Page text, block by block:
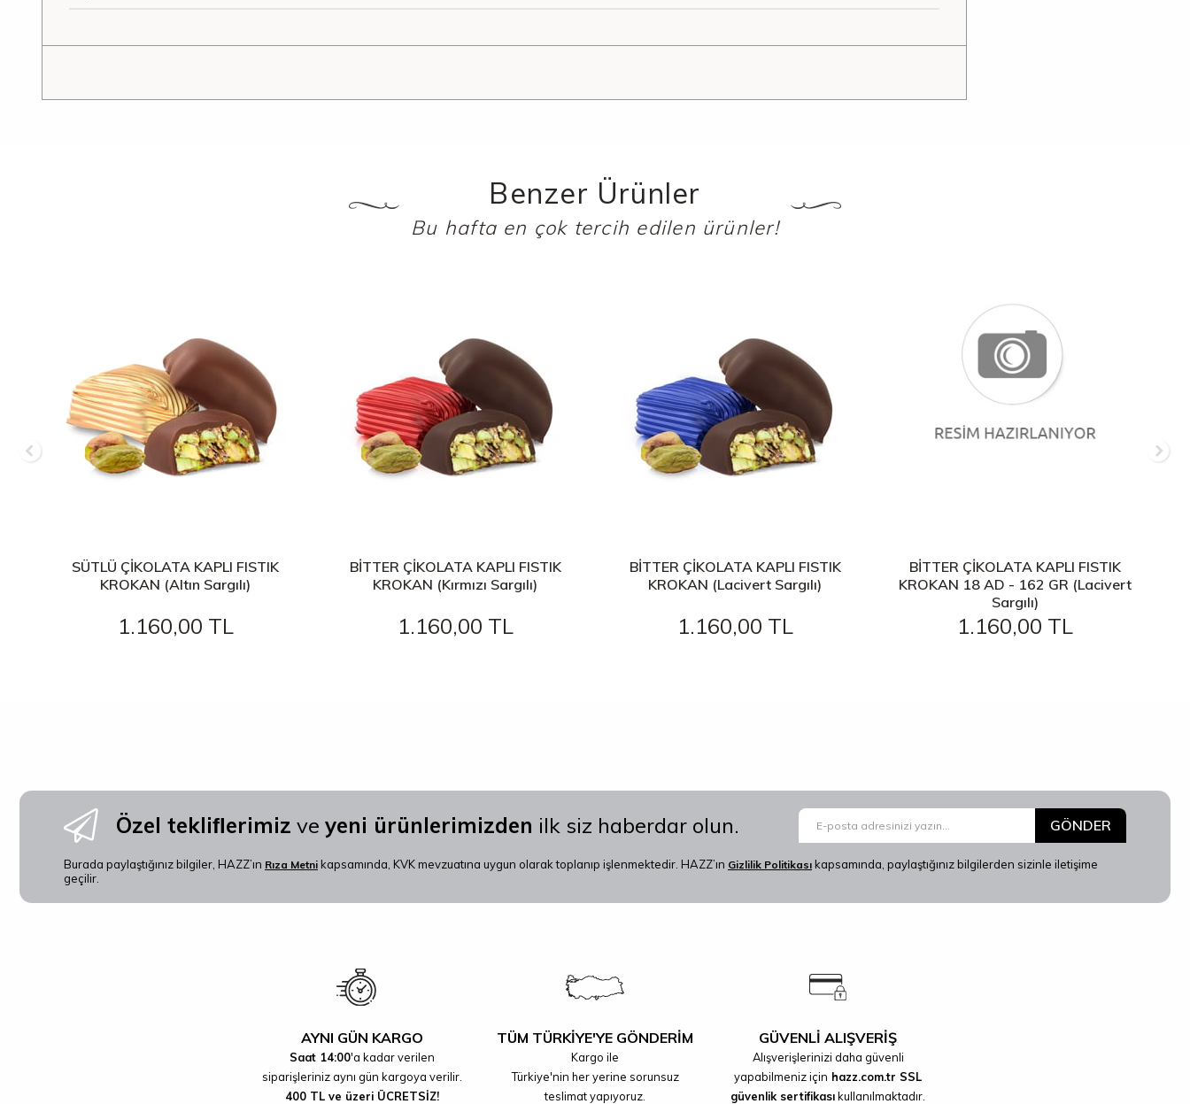
Benzer Ürünler
SÜTLÜ ÇİKOLATA KAPLI FISTIK
KROKAN (Altın Sargılı)
1.160,00 TL
BİTTER ÇİKOLATA KAPLI FISTIK
KROKAN (Kırmızı Sargılı)
1.160,00 TL
BİTTER ÇİKOLATA KAPLI FISTIK
KROKAN (Lacivert Sargılı)
1.160,00 TL
BİTTER ÇİKOLATA KAPLI FISTIK
KROKAN 18 AD - 162 GR (Lacivert
Sargılı)
1.160,00 TL
Özel tekliﬂerimiz ve yeni ürünlerimizden ilk siz haberdar olun. GÖNDER
Burada paylaştığınız bilgiler, HAZZ’ın Rıza Metni kapsamında, KVK mevzuatına uygun olarak toplanıp işlenmektedir. HAZZ’ın Gizlilik Politikası kapsamında, paylaştığınız bilgilerden sizinle iletişime
geçilir.
AYNI GÜN KARGO
Saat 14:00'a kadar verilen
siparişleriniz aynı gün kargoya verilir.
400 TL ve üzeri ÜCRETSİZ!
TÜM TÜRKİYE'YE GÖNDERİM
Kargo ile
Türkiye'nin her yerine sorunsuz
teslimat yapıyoruz.
GÜVENLİ ALIŞVERİŞ
Alışverişlerinizi daha güvenli
yapabilmeniz için hazz.com.tr SSL
güvenlik sertifikasıkullanılmaktadır.